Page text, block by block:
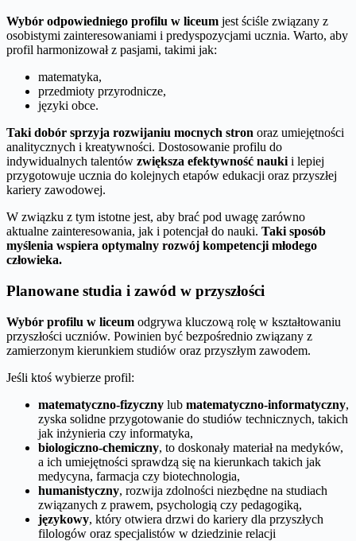
Wybór odpowiedniego profilu w liceum jest ściśle związany z
osobistymi zainteresowaniami i predyspozycjami ucznia. Warto, aby
profil harmonizował z pasjami, takimi jak:
matematyka,
przedmioty przyrodnicze,
języki obce.
Taki dobór sprzyja rozwijaniu mocnych stron oraz umiejętności
analitycznych i kreatywności. Dostosowanie profilu do
indywidualnych talentów zwiększa efektywność nauki i lepiej
przygotowuje ucznia do kolejnych etapów edukacji oraz przyszłej
kariery zawodowej.
W związku z tym istotne jest, aby brać pod uwagę zarówno
aktualne zainteresowania, jak i potencjał do nauki. Taki sposób
myślenia wspiera optymalny rozwój kompetencji młodego
człowieka.
Planowane studia i zawód w przyszłości
Wybór profilu w liceum odgrywa kluczową rolę w kształtowaniu
przyszłości uczniów. Powinien być bezpośrednio związany z
zamierzonym kierunkiem studiów oraz przyszłym zawodem.
Jeśli ktoś wybierze profil:
matematyczno-fizyczny lub matematyczno-informatyczny,
zyska solidne przygotowanie do studiów technicznych, takich
jak inżynieria czy informatyka,
biologiczno-chemiczny, to doskonały materiał na medyków,
a ich umiejętności sprawdzą się na kierunkach takich jak
medycyna, farmacja czy biotechnologia,
humanistyczny, rozwija zdolności niezbędne na studiach
związanych z prawem, psychologią czy pedagogiką,
językowy, który otwiera drzwi do kariery dla przyszłych
filologów oraz specjalistów w dziedzinie relacji